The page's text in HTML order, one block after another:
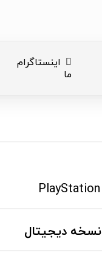
اینستاگرام
ما